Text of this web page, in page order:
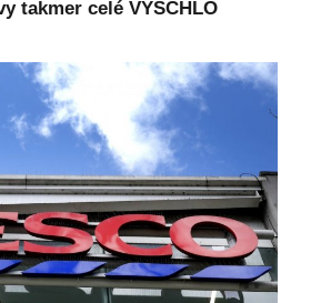
takmer celé VYSCHLO